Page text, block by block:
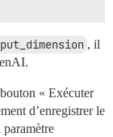
, il
« Exécuter
d’enregistrer le